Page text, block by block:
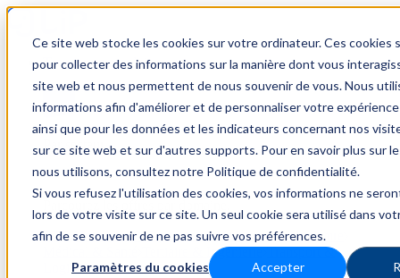
Ce site web stocke les cookies sur votre ordinateur. Ces cookies
pour collecter des informations sur la manière dont vous
site web et nous permettent de nous souvenir de vous. Nous
informations afin d'améliorer et de personnaliser votre
ainsi que pour les données et les indicateurs concernant nos
sur ce site web et sur d'autres supports. Pour en savoir plus sur
nous utilisons, consultez notre Politique de confidentialité.
Si vous refusez l'utilisation des cookies, vos informations ne
lors de votre visite sur ce site. Un seul cookie sera utilisé dans
afin de se souvenir de ne pas suivre vos préférences.
Paramètres du cookies Accepter
Trouver un emploi
Par secteur
BTP Hôtellerie & Restauration Industrie & Nucléaire
Tertiaire & Ingénierie Transport &
Logistique